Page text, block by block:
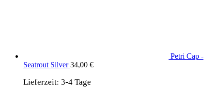
Petri Cap -
Seatrout Silver 34,00 €
Lieferzeit: 3-4 Tage